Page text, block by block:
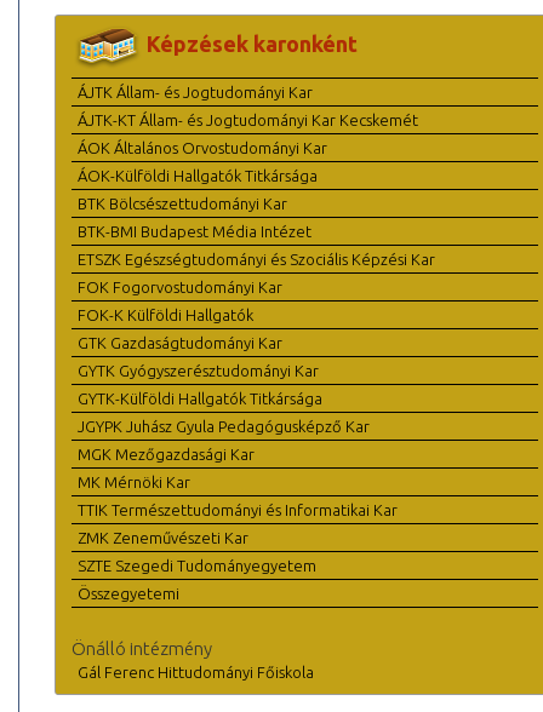
Képzések karonként
ÁJTK Állam- és Jogtudományi Kar
ÁJTK-KT Állam- és Jogtudományi Kar Kecskemét
ÁOK Általános Orvostudományi Kar
ÁOK-Külföldi Hallgatók Titkársága
BTK Bölcsészettudományi Kar
BTK-BMI Budapest Média Intézet
ETSZK Egészségtudományi és Szociális Képzési Kar
FOK Fogorvostudományi Kar
FOK-K Külföldi Hallgatók
GTK Gazdaságtudományi Kar
GYTK Gyógyszerésztudományi Kar
GYTK-Külföldi Hallgatók Titkársága
JGYPK Juhász Gyula Pedagógusképző Kar
MGK Mezőgazdasági Kar
MK Mérnöki Kar
TTIK Természettudományi és Informatikai Kar
ZMK Zeneművészeti Kar
SZTE Szegedi Tudományegyetem
Összegyetemi
Önálló intézmény
Gál Ferenc Hittudományi Főiskola